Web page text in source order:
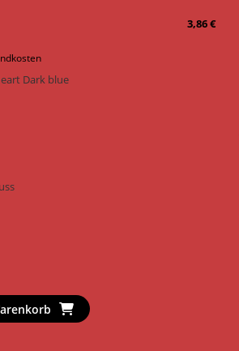
3,86€
Dark blue